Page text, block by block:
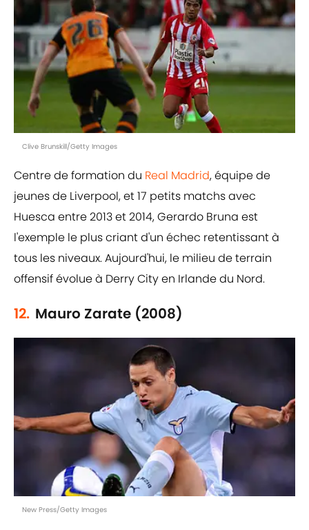
Clive Brunskill/Getty Images
Centre de formation du Real Madrid, équipe de
jeunes de Liverpool, et 17 petits matchs avec
Huesca entre 2013 et 2014, Gerardo Bruna est
l'exemple le plus criant d'un échec retentissant à
tous les niveaux. Aujourd'hui, le milieu de terrain
offensif évolue à Derry City en Irlande du Nord.
12. Mauro Zarate (2008)
New Press/Getty Images